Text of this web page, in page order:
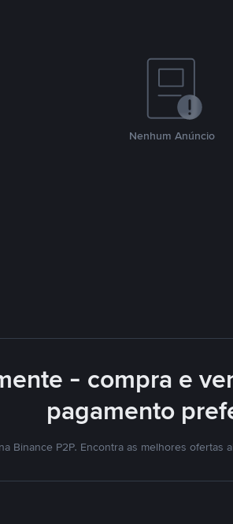
Nenhum Anúncio
- compra e
pagamento
Binance P2P. Encontra as melhores ofertas